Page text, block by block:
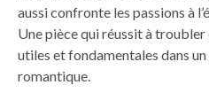
aussi confronte les passions à
Une pièce qui réussit à troubler
utiles et fondamentales dans
romantique.